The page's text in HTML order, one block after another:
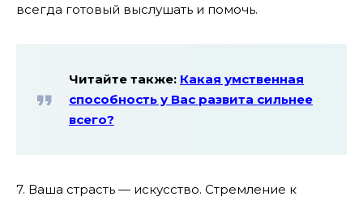
всегда готовый выслушать и помочь.
Читайте также: Какая умственная
способность у Вас развита сильнее
всего?
7. Ваша страсть — искусство. Стремление к